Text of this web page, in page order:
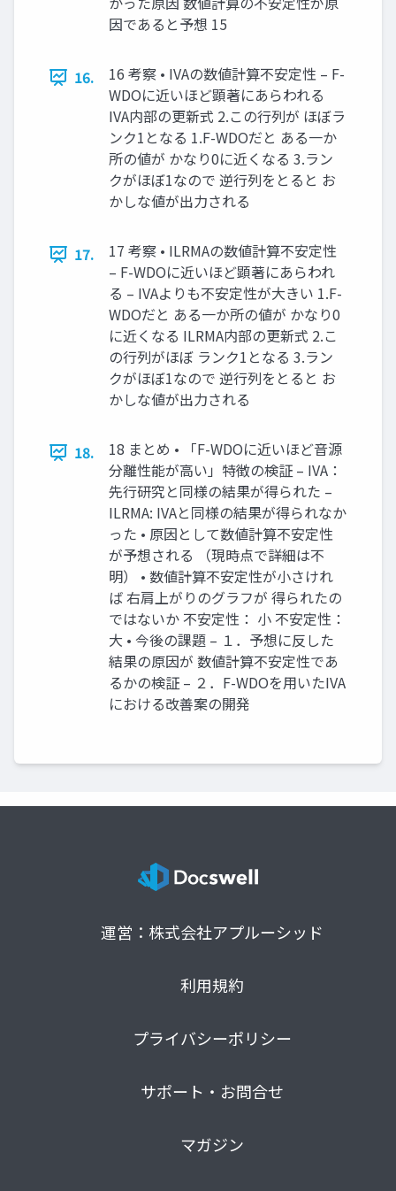
因であると予想 15
16.
16 考察 • IVAの数値計算不安定性 – F-
WDOに近いほど顕著にあらわれる
IVA内部の更新式 2.この行列が ほぼラ
ンク1となる 1.F-WDOだと ある一か
所の値が かなり0に近くなる 3.ラン
クがほぼ1なので 逆行列をとると お
かしな値が出力される
17.
17 考察 • ILRMAの数値計算不安定性
– F-WDOに近いほど顕著にあらわれ
る – IVAよりも不安定性が大きい 1.F-
WDOだと ある一か所の値が かなり0
に近くなる ILRMA内部の更新式 2.こ
の行列がほぼ ランク1となる 3.ラン
クがほぼ1なので 逆行列をとると お
かしな値が出力される
18.
18 まとめ • 「F-WDOに近いほど音源
分離性能が高い」特徴の検証 – IVA：
先行研究と同様の結果が得られた –
ILRMA: IVAと同様の結果が得られなか
った • 原因として数値計算不安定性
が予想される （現時点で詳細は不
明） • 数値計算不安定性が小さけれ
ば 右肩上がりのグラフが 得られたの
ではないか 不安定性： 小 不安定性：
大 • 今後の課題 – １．予想に反した
結果の原因が 数値計算不安定性であ
るかの検証 – ２．F-WDOを用いたIVA
における改善案の開発
運営：株式会社アプルーシッド
利用規約
プライバシーポリシー
サポート・お問合せ
マガジン